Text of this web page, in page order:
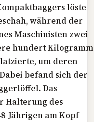
löste
während der
Maschinisten zwei
hundert Kilogramm
um deren
befand sich der
Das
Halterung des
Jährigen am Kopf